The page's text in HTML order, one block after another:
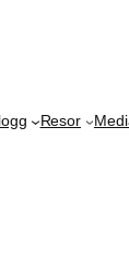
Resor